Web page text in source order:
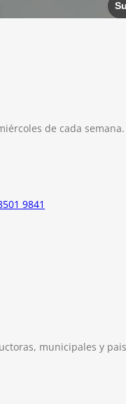
de cada semana.
9841
municipales y